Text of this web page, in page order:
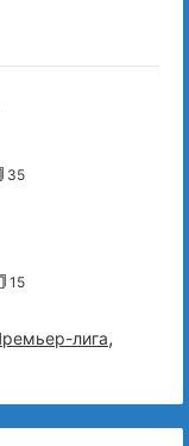
35
15
лига,